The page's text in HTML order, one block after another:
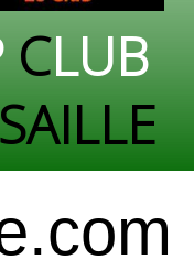
CLUB